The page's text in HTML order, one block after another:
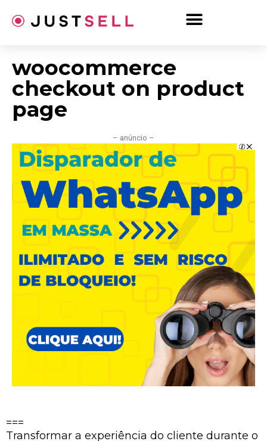
para
woocommerce
checkout on product
page
– anúncio –
===
Transformar a experiência do cliente durante o